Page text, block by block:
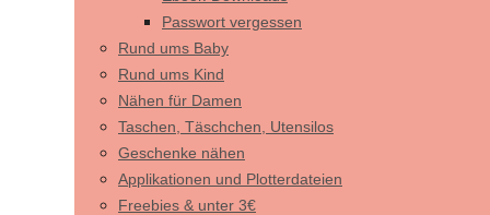
Passwort vergessen
Rund ums Baby
Rund ums Kind
Nähen für Damen
Taschen, Täschchen, Utensilos
Geschenke nähen
Applikationen und Plotterdateien
Freebies & unter 3€